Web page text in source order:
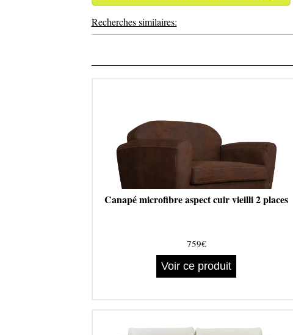
Recherches similaires:
Canapé microfibre aspect cuir vieilli 2 places
759€
Voir ce produit